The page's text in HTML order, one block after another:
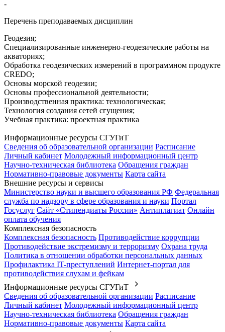
-
Перечень преподаваемых дисциплин
Геодезия;
Специализированные инженерно-геодезические работы на
акваториях;
Обработка геодезических измерений в программном продукте
CREDO;
Основы морской геодезии;
Основы профессиональной деятельности;
Производственная практика: технологическая;
Технология создания сетей сгущения;
Учебная практика: проектная практика
Информационные ресурсы СГУГиТ
Сведения об образовательной организации Расписание
Личный кабинет Молодежный информационный центр
Научно-техническая библиотека Обращения граждан
Нормативно-правовые документы Карта сайта
Внешние ресурсы и сервисы
Министерство науки и высшего образования РФ Федеральная
служба по надзору в сфере образования и науки Портал
Госуслуг Сайт «Стипендиаты России» Антиплагиат Онлайн
оплата обучения
Комплексная безопасность
Комплексная безопасность Противодействие коррупции
Противодействие экстремизму и терроризму Охрана труда
Политика в отношении обработки персональных данных
Профилактика IT-преступлений Интернет-портал для
противодействия слухам и фейкам
Информационные ресурсы СГУГиТ
Сведения об образовательной организации Расписание
Личный кабинет Молодежный информационный центр
Научно-техническая библиотека Обращения граждан
Нормативно-правовые документы Карта сайта